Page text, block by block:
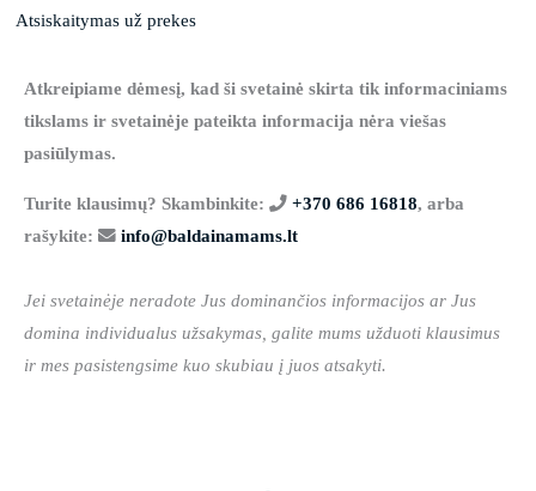
Atsiskaitymas už prekes
Atkreipiame dėmesį, kad ši svetainė skirta tik informaciniams
tikslams ir svetainėje pateikta informacija nėra viešas
pasiūlymas.
Turite klausimų? Skambinkite: +370 686 16818, arba
rašykite:
info@baldainamams.lt
Jei svetainėje neradote Jus dominančios informacijos ar Jus
domina individualus užsakymas, galite mums užduoti klausimus
ir mes pasistengsime kuo skubiau į juos atsakyti.